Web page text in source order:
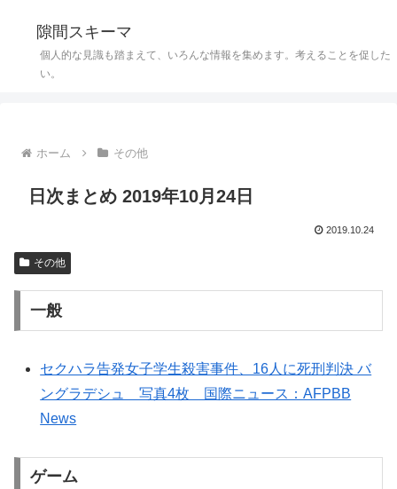
隙間スキーマ
個人的な見識も踏まえて、いろんな情報を集めます。考えることを促した
い。
ホーム その他
日次まとめ 2019年10月24日
2019.10.24
その他
一般
セクハラ告発女子学生殺害事件、16人に死刑判決 バ
ングラデシュ 写真4枚 国際ニュース：AFPBB
News
ゲーム